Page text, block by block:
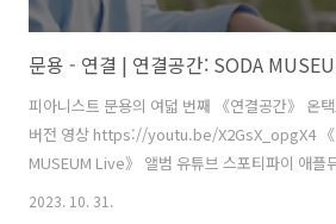
문용 - 연결 | 연결공간: SODA
피아니스트 문용의 여덟 번째 《연결공간》 온
버전 영상 https://youtu.be/X2GsX_opgX4 《
MUSEUM Live》 앨범 유튜브 스포티파이 애플
- 문용(moonyong) 대본・내레이션 - 문용
2023. 10. 31.